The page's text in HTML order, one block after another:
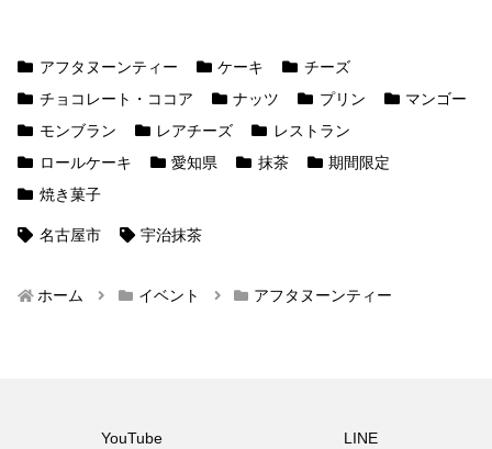
アフタヌーンティー ケーキ
チーズ
チョコレート・ココア
ナッツ プリン
マンゴー
モンブラン
レアチーズ
レストラン
ロールケーキ
愛知県 抹茶
期間限定
焼き菓子
名古屋市 宇治抹茶
ホーム イベント アフタヌーンティー
YouTube
LINE